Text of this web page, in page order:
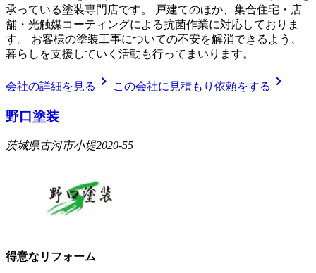
承っている塗装専門店です。 戸建てのほか、集合住宅・店
舗・光触媒コーティングによる抗菌作業に対応しておりま
す。 お客様の塗装工事についての不安を解消できるよう、
暮らしを支援していく活動も行ってまいります。
会社の詳細を見る chevron_right この会社に見積もり依頼をする chevron_right
野口塗装
茨城県古河市小堤2020-55
得意なリフォーム